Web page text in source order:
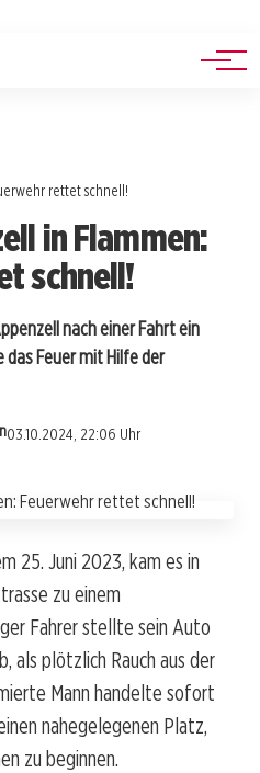
rettet schnell!
in Flammen:
schnell!
nach einer Fahrt ein
Feuer mit Hilfe der
03.10.2024, 22:06 Uhr
25. Juni 2023, kam es in
zu einem
Fahrer stellte sein Auto
als plötzlich Rauch aus der
Mann handelte sofort
nahegelegenen Platz,
zu beginnen.